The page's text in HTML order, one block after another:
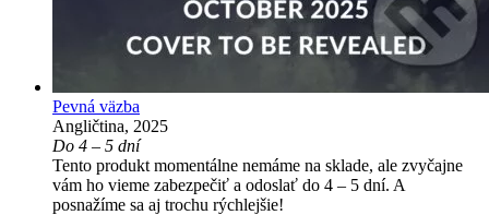
Pevná väzba
Angličtina, 2025
Do 4 – 5 dní
Tento produkt momentálne nemáme na sklade, ale zvyčajne
vám ho vieme zabezpečiť a odoslať do 4 – 5 dní. A
posnažíme sa aj trochu rýchlejšie!